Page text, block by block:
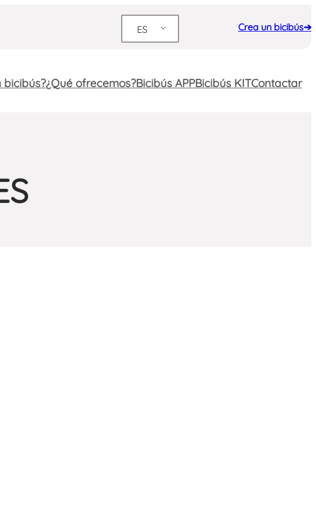
ES Crea un bicibús➔
bicibús?¿Qué ofrecemos?Bicibús APPBicibús KITContactar